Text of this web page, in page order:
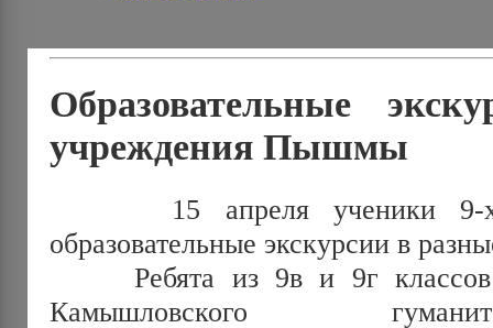
Образовательные
учреждения Пышмы
15 апреля ученики 9-х
образовательные экскурсии в
Ребята из 9в и 9г классов
Камышловского